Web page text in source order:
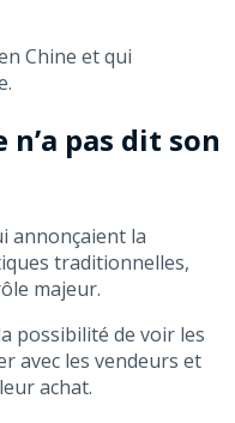
Chine et qui
pas dit son
annonçaient la
traditionnelles,
majeur.
possibilité de voir les
avec les vendeurs et
achat.